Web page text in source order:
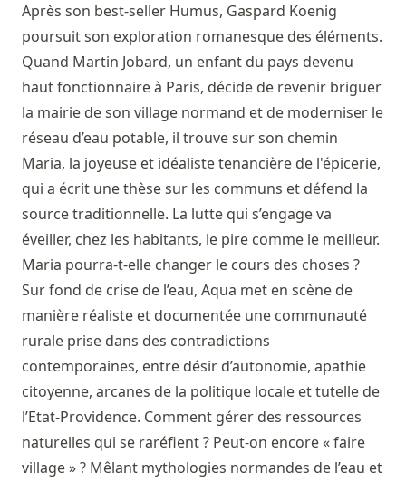
Après son best-seller Humus, Gaspard Koenig
poursuit son exploration romanesque des éléments.
Quand Martin Jobard, un enfant du pays devenu
haut fonctionnaire à Paris, décide de revenir briguer
la mairie de son village normand et de moderniser le
réseau d’eau potable, il trouve sur son chemin
Maria, la joyeuse et idéaliste tenancière de l'épicerie,
qui a écrit une thèse sur les communs et défend la
source traditionnelle. La lutte qui s’engage va
éveiller, chez les habitants, le pire comme le meilleur.
Maria pourra-t-elle changer le cours des choses ?
Sur fond de crise de l’eau, Aqua met en scène de
manière réaliste et documentée une communauté
rurale prise dans des contradictions
contemporaines, entre désir d’autonomie, apathie
citoyenne, arcanes de la politique locale et tutelle de
l’Etat-Providence. Comment gérer des ressources
naturelles qui se raréfient ? Peut-on encore « faire
village » ? Mêlant mythologies normandes de l’eau et